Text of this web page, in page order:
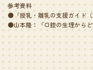
参考資料
●「授乳・離乳の支援ガイド
●山本隆：「口腔の生理から